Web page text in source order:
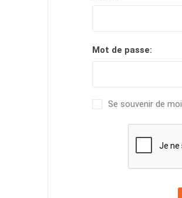
Mot de passe:
Se souvenir de moi